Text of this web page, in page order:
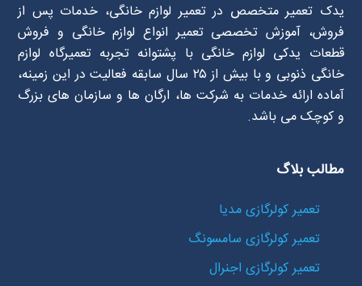
یدک تعمیر متخصص در تعمیر لوازم خانگی، خدمات پس از
فروش، آموزش تخصصی تعمیر انواع لوازم خانگی و فروش
قطعات یدکی لوازم خانگی با پشتوانه تجربه تعمیرگاه لوازم
خانگی ذنوبی و با بیش از ۲۵ سال سابقه فعالیت در این زمینه،
آماده ارائه خدمات به شرکت ها، ارگان ها و سازمان های بزرگ
و کوچک می باشد.
مطالب بلاگ
تعمیر کولرگازی مدیا
تعمیر کولرگازی سامسونگ
تعمیر کولرگازی اجنرال